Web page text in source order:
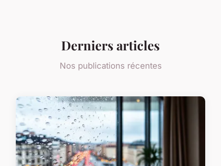
Derniers articles
Nos publications récentes